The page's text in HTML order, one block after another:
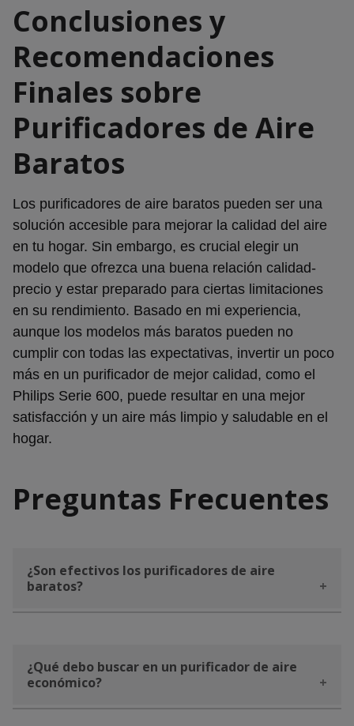
Conclusiones y
Recomendaciones
Finales sobre
Purificadores de Aire
Baratos
Los purificadores de aire baratos pueden ser una
solución accesible para mejorar la calidad del aire
en tu hogar. Sin embargo, es crucial elegir un
modelo que ofrezca una buena relación calidad-
precio y estar preparado para ciertas limitaciones
en su rendimiento. Basado en mi experiencia,
aunque los modelos más baratos pueden no
cumplir con todas las expectativas, invertir un poco
más en un purificador de mejor calidad, como el
Philips Serie 600, puede resultar en una mejor
satisfacción y un aire más limpio y saludable en el
hogar.
Preguntas Frecuentes
¿Son efectivos los purificadores de aire
baratos?
su rendimiento puede ser limitado en
comparación con modelos de gama alta. Es
¿Qué debo buscar en un purificador de aire
económico?